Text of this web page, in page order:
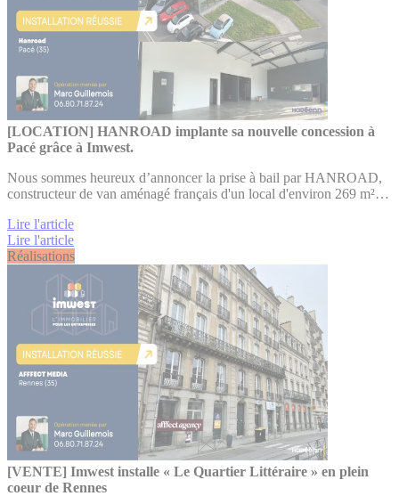
[LOCATION] HANROAD implante sa nouvelle concession à
Pacé grâce à Imwest.
Nous sommes heureux d’annoncer la prise à bail par HANROAD,
constructeur de van aménagé français d'un local d'environ 269 m²…
Lire l'article
Lire l'article
Réalisations
[VENTE] Imwest installe « Le Quartier Littéraire » en plein
coeur de Rennes